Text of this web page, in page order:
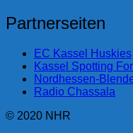
Partnerseiten
EC Kassel Huskies
Kassel Spotting
Nordhessen-
Radio Chassala
© 2020 NHR